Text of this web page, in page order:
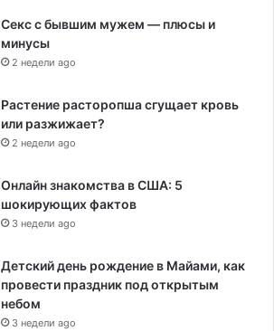
Секс с бывшим мужем — плюсы и
минусы
2 недели ago
Растение расторопша сгущает кровь
или разжижает?
2 недели ago
Онлайн знакомства в США: 5
шокирующих фактов
3 недели ago
Детский день рождение в Майами, как
провести праздник под открытым
небом
3 недели ago